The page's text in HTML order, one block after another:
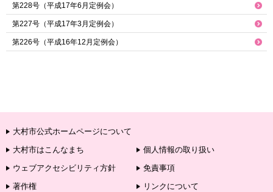
第228号（平成17年6月定例会）
第227号（平成17年3月定例会）
第226号（平成16年12月定例会）
大村市公式ホームページについて
大村市はこんなまち
個人情報の取り扱い
ウェブアクセシビリティ方針
免責事項
著作権
リンクについて